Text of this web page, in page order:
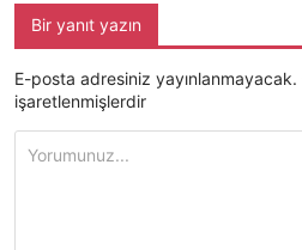
Bir yanıt yazın
E-posta adresiniz yayınlanmayacak.
işaretlenmişlerdir